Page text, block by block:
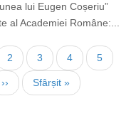
lui Eugen Coșeriu”
al Academiei Române:...
Страница
2
Текущая
страница
3 Страница
4 5
Следующая
страница
››
Последняя
страница
Sfârșit »